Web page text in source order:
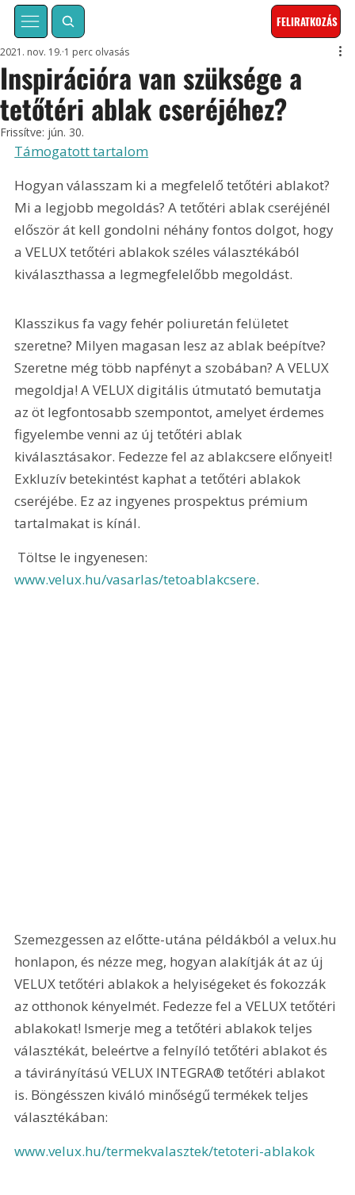
FELIRATKOZÁS
Inspirációra van szüksége a
tetőtéri ablak cseréjéhez?
2021. nov. 19. 1 perc olvasás
Frissítve: jún. 30.
Támogatott tartalom
Hogyan válasszam ki a megfelelő tetőtéri ablakot?
Mi a legjobb megoldás? A tetőtéri ablak cseréjénél
először át kell gondolni néhány fontos dolgot, hogy
a VELUX tetőtéri ablakok széles választékából
kiválaszthassa a legmegfelelőbb megoldást.
Klasszikus fa vagy fehér poliuretán felületet
szeretne? Milyen magasan lesz az ablak beépítve?
Szeretne még több napfényt a szobában? A VELUX
megoldja! A VELUX digitális útmutató bemutatja
az öt legfontosabb szempontot, amelyet érdemes
figyelembe venni az új tetőtéri ablak
kiválasztásakor. Fedezze fel az ablakcsere előnyeit!
Exkluzív betekintést kaphat a tetőtéri ablakok
cseréjébe. Ez az ingyenes prospektus prémium
tartalmakat is kínál.
Töltse le ingyenesen:
www.velux.hu/vasarlas/tetoablakcsere.
Szemezgessen az előtte-utána példákból a velux.hu
honlapon, és nézze meg, hogyan alakítják át az új
VELUX tetőtéri ablakok a helyisé­geket és fokozzák
az otthonok kényelmét. Fedezze fel a VELUX tetőtéri
ablakokat! Ismerje meg a tetőtéri ablakok teljes
választékát, beleértve a felnyíló tetőtéri ablakot és
a távirányítású VELUX INTEGRA® tetőtéri ablakot
is. Böngésszen kiváló minőségű termékek teljes
választékában:
www.velux.hu/termekvalasztek/tetoteri-ablakok